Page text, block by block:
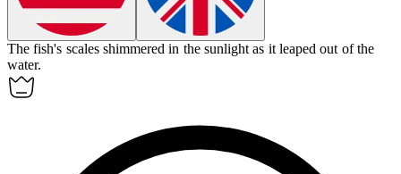
The fish's scales shimmered in the sunlight as it leaped out of the
water.